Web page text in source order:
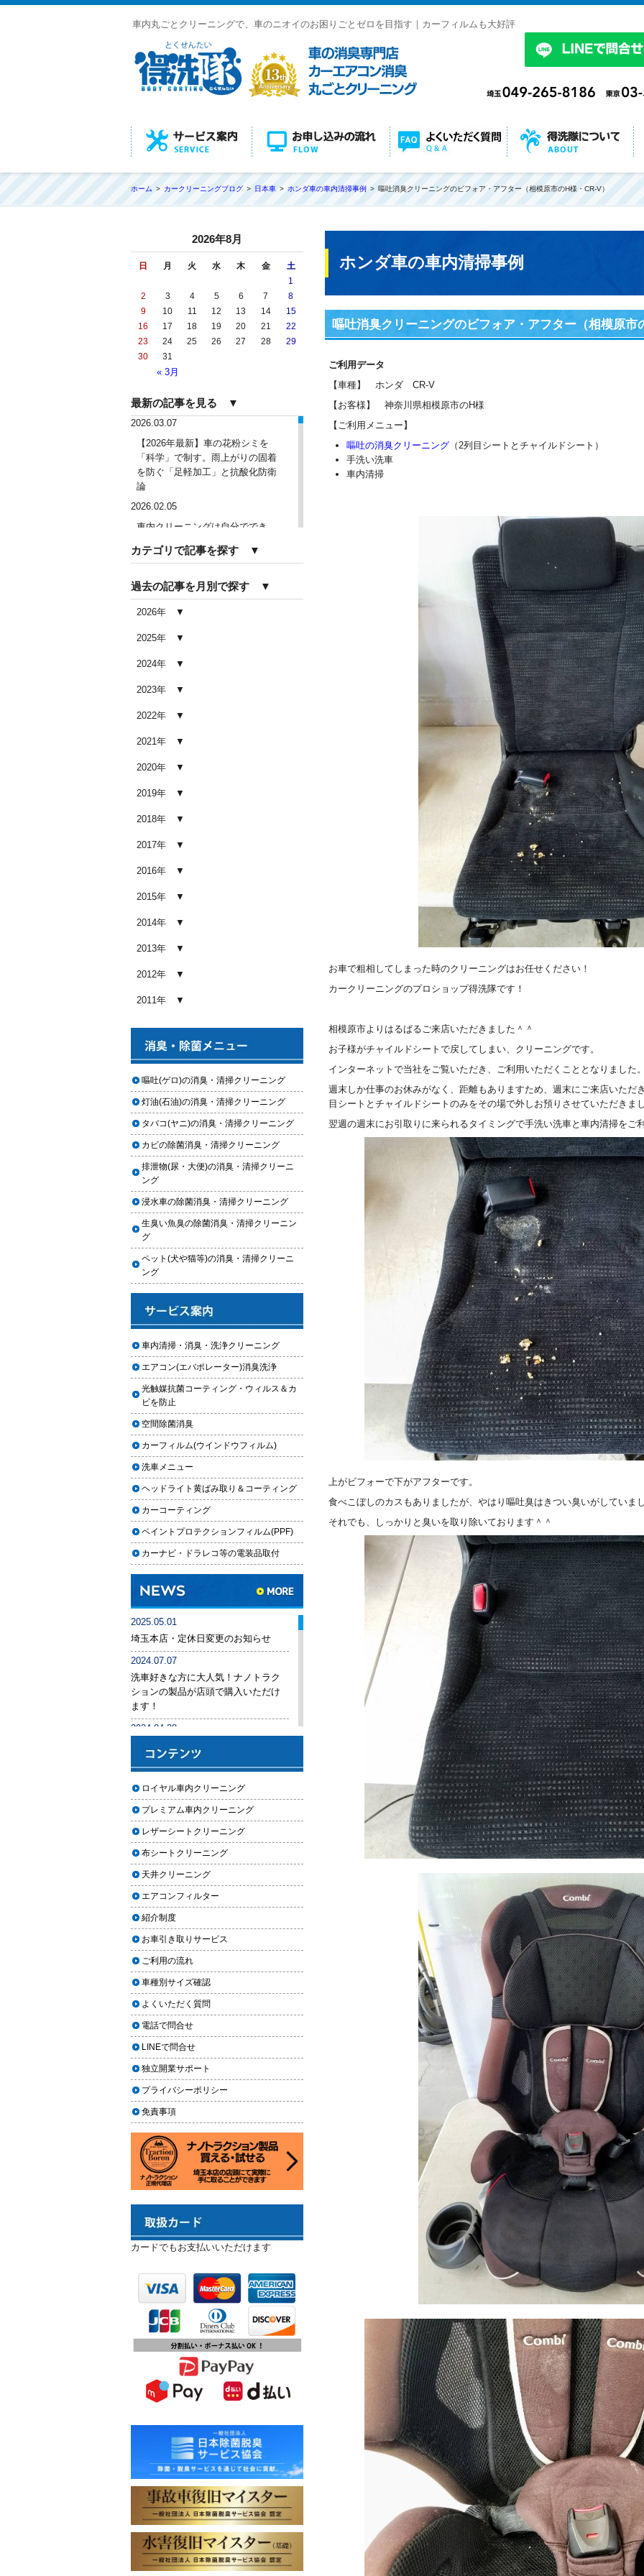
車内丸ごとクリーニングで、車のニオイのお困りごとゼロを目指す｜カーフィルムも大好評
ホーム カークリーニングブログ 日本車 ホンダ車の車内清掃事例 嘔吐消臭クリーニングのビフォア・アフター（相模原市のH様・CR-V）
ホンダ車の車内清掃事例
嘔吐消臭クリーニングのビフォア・アフター（相模原市
ご利用データ
【車種】 ホンダ CR-V
【お客様】 神奈川県相模原市のH様
【ご利用メニュー】
嘔吐の消臭クリーニング （2列目シートとチャイルドシート）
手洗い洗車
車内清掃
お車で粗相してしまった時のクリーニングはお任せください！
カークリーニングのプロショップ得洗隊です！
相模原市よりはるばるご来店いただきました＾＾
お子様がチャイルドシートで戻してしまい、クリーニングです。
インターネットで当社をご覧いただき、ご利用いただくこととなりました
週末しか仕事のお休みがなく、距離もありますため、週末にご来店いただ
目シートとチャイルドシートのみをその場で外しお預りさせていただきま
翌週の週末にお引取りに来られるタイミングで手洗い洗車と車内清掃をご
上がビフォーで下がアフターです。
食べこぼしのカスもありましたが、やはり嘔吐臭はきつい臭いがしていま
それでも、しっかりと臭いを取り除いております＾＾
2026年8月
日 月 火 水 木 金 土
« 3月
1
2
3 4 5 6 7
8
9
10 11 12 13 14
15
16
17 18 19 20 21
22
23
24 25 26 27 28
29
30
31
最新の記事を見る ▼
2026.03.07
【2026年最新】車の花粉シミを
「科学」で制す。雨上がりの固着
を防ぐ「足軽加工」と抗酸化防衛
論
2026.02.05
車内クリーニングは自分ででき
界を徹底解説
車内クリーニングで失敗する人の
共通点｜やってはいけない5つの判
2026.02.03
車内クリーニング業者の選び方｜
つのポイント
2026.02.02
果を感じない人が見落としている3
つの原因
自分でできる？プロに頼むべき境
2026.01.05
【2026年版】車内の臭いが取れな
ビ別の正しい対処法
2026.01.04
どこまでやるべき？目的別おすす
め内容と費用目安
別に徹底比較
2026.01.02
ヘッドライト黄ばみ取りの料金相
場｜イエローハット・オートバッ
クス・専門店を徹底比較【2026年
版】
2026.01.01
【2026年版】イエローハットのカ
ーフィルム料金はいくら？施工内
容・相場・安くするコツ
2025.12.05
車のヘッドライト交換のタイミン
グと費用
2025.12.04
車のサスペンション交換の必要性
車のフロントガラス交換の料金相
場と作業手順
車のドアロック修理の料金と作業
手順
【2026年最新】車の花粉シミを
「科学」で制す。雨上がりの固着
を防ぐ「足軽加工」と抗酸化防衛
論
車内クリーニングは自分ででき
る？DIY清掃と業者依頼の違い・限
界を徹底解説
車内クリーニングで失敗する人の
共通点｜やってはいけない5つの判
断ミス
後悔しないために必ず確認すべき5
つのポイント
果を感じない人が見落としている3
つの原因
【2026年版】車内クリーニングは
自分でできる？プロに頼むべき境
界線と失敗例
い原因とは？タバコ・ペット・カ
ビ別の正しい対処法
【2026年版】車内クリーニングは
どこまでやるべき？目的別おすす
め内容と費用目安
【2026年版】車内クリーニングの
料金相場はいくら？内容別・業者
別に徹底比較
ヘッドライト黄ばみ取りの料金相
場｜イエローハット・オートバッ
クス・専門店を徹底比較【2026年
版】
【2026年版】イエローハットのカ
ーフィルム料金はいくら？施工内
容・相場・安くするコツ
車のヘッドライト交換のタイミン
グと費用
車のサスペンション交換の必要性
と費用
車のフロントガラス交換の料金相
場と作業手順
車のドアロック修理の料金と作業
カテゴリで記事を探す ▼
過去の記事を月別で探す ▼
2026年
2025年
2024年
2023年
2022年
2021年
2020年
2019年
2018年
2017年
2016年
2015年
2014年
2013年
2012年
2011年
嘔吐(ゲロ)の消臭・清掃クリーニング
灯油(石油)の消臭・清掃クリーニング
タバコ(ヤニ)の消臭・清掃クリーニング
カビの除菌消臭・清掃クリーニング
排泄物(尿・大便)の消臭・清掃クリーニ
ング
浸水車の除菌消臭・清掃クリーニング
生臭い魚臭の除菌消臭・清掃クリーニン
グ
ペット(犬や猫等)の消臭・清掃クリーニ
ング
車内清掃・消臭・洗浄クリーニング
エアコン(エバポレーター)消臭洗浄
光触媒抗菌コーティング・ウィルス＆カ
ビを防止
空間除菌消臭
カーフィルム(ウインドウフィルム)
洗車メニュー
ヘッドライト黄ばみ取り＆コーティング
カーコーティング
ペイントプロテクションフィルム(PPF)
カーナビ・ドラレコ等の電装品取付
2025.05.01
埼玉本店・定休日変更のお知らせ
2024.07.07
洗車好きな方に大人気！ナノトラク
ションの製品が店頭で購入いただけ
ます！
2024.04.28
リース
2024年ゴールデンウィーク期間中の
営業予定（埼玉本店・東京足立店・
秋田能代店）
2024.03.23
埼玉のFMラジオ・NACK5で取り上げ
ていただきました
2024.03.22
埼玉本店が東京方面からこれまで以
上に利用しやすく
2024.02.29
2024年3月14日・臨時休業のお知らせ
2023.12.21
年末年始の予定（2023年-2024年）
2023.11.26
年末に「車も大掃除」をしようキャ
ンペーン
2023.11.22
「＃埼玉」という埼玉県のお店や企
業を紹介するサイトで紹介されまし
た
2023.10.30
コーティングが無料で利用できるチ
ャンス！X（旧Twitter）キャンペーン
2023.10.21
秋田県の「能代ポータル」にて得洗
隊を紹介いただきました
第15回ふじみ野市産業まつりに出店
します
2023.10.09
チバテレビ「チバテレ稼ぐ力養成講
座・講座会員インタビュー」で弊社
代表 大屋のインタビューが紹介され
2023.09.27
2023年10月1日オープン！
ロイヤル車内クリーニング
プレミアム車内クリーニング
レザーシートクリーニング
布シートクリーニング
天井クリーニング
エアコンフィルター
紹介制度
お車引き取りサービス
ご利用の流れ
車種別サイズ確認
よくいただく質問
電話で問合せ
LINEで問合せ
独立開業サポート
プライバシーポリシー
免責事項
カードでもお支払いいただけます